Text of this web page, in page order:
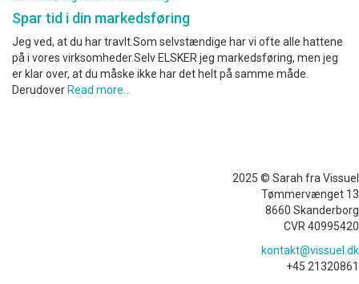
Spar tid i din markedsføring
Jeg ved, at du har travlt.Som selvstændige har vi ofte alle hattene
på i vores virksomheder.Selv ELSKER jeg markedsføring, men jeg
er klar over, at du måske ikke har det helt på samme måde.
Derudover Read more…
2025 © Sarah fra Vissuel
Tømmervænget 13
8660 Skanderborg
CVR 40995420
kontakt@vissuel.dk
+45 21320861